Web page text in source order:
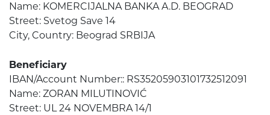
Name: KOMERCIJALNA BANKA A.D. BEOGRAD
Street: Svetog Save 14
City, Country: Beograd SRBIJA
Beneficiary
IBAN/Account Number:: RS35205903101732512091
Name: ZORAN MILUTINOVIĆ
Street: UL 24 NOVEMBRA 14/1